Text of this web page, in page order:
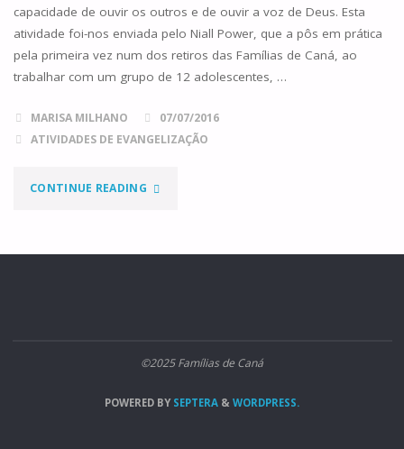
capacidade de ouvir os outros e de ouvir a voz de Deus. Esta
atividade foi-nos enviada pelo Niall Power, que a pôs em prática
pela primeira vez num dos retiros das Famílias de Caná, ao
trabalhar com um grupo de 12 adolescentes, …
MARISA MILHANO
07/07/2016
ATIVIDADES DE EVANGELIZAÇÃO
CONTINUE READING"A
©2025 Famílias de Caná
POWERED BYSEPTERA & WORDPRESS.